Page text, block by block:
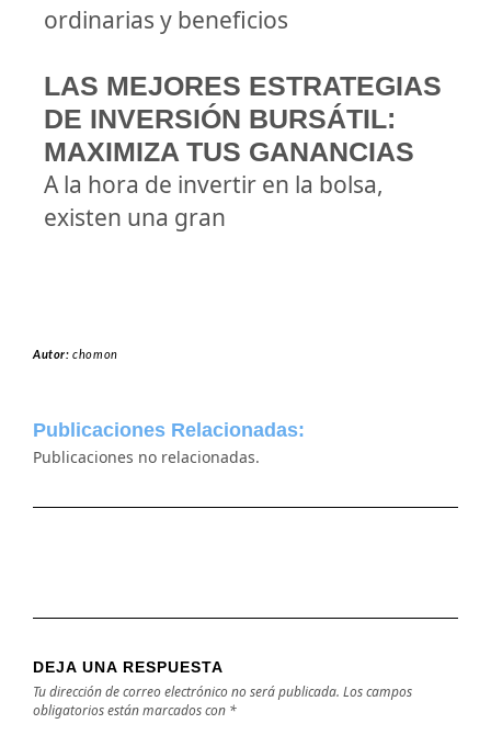
ordinarias y beneficios
LAS MEJORES ESTRATEGIAS
DE INVERSIÓN BURSÁTIL:
MAXIMIZA TUS GANANCIAS
A la hora de invertir en la bolsa,
existen una gran
Autor:chomon
Publicaciones Relacionadas:
Publicaciones no relacionadas.
DEJA UNA RESPUESTA
Tu dirección de correo electrónico no será publicada. Los campos
obligatorios están marcados con *